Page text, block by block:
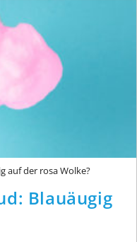
auf der rosa Wolke?
Blauäugig